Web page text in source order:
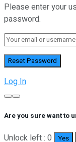
Please enter your
password.
Log In
Are you sure want to
Unlock left : 0 Yes